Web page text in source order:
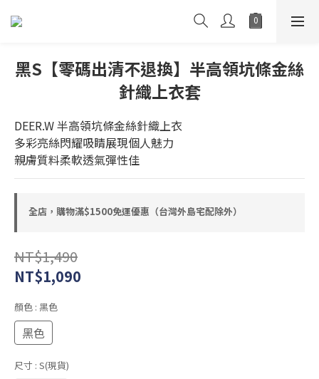
黑S【零碼出清不退換】半高領坑條金絲
針織上衣套
DEER.W 半高領坑條金絲針織上衣
多彩亮絲閃耀吸睛展現個人魅力
親膚質料柔軟透氣彈性佳
全店，購物滿$1500免運優惠（台灣外島宅配除外）
NT$1,490
NT$1,090
顏色 : 黑色
黑色
尺寸 : S(現貨)